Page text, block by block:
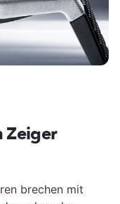
Zeiger
brechen mit